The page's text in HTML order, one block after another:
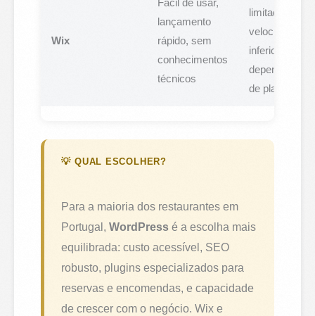
Wix
Fácil de usar,
lançamento
rápido, sem
conhecimentos
técnicos
limitada,
velocidade
inferior,
dependência
de plataforma
💡 QUAL ESCOLHER?
Para a maioria dos restaurantes em
Portugal,WordPress é a escolha mais
equilibrada: custo acessível, SEO
robusto, plugins especializados para
reservas e encomendas, e capacidade
de crescer com o negócio. Wix e